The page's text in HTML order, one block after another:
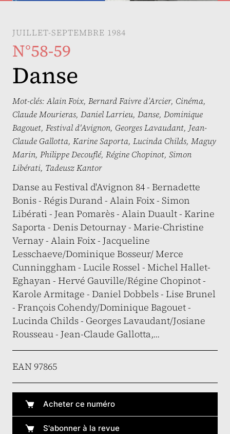
JUILLET-SEPTEMBRE 1984
N°58-59
Danse
Mot-clés:Alain Foix, Bernard Faivre d’Arcier, Cinéma,
Claude Mourieras, Daniel Larrieu, Danse, Dominique
Bagouet, Festival d'Avignon, Georges Lavaudant, Jean-
Claude Gallotta, Karine Saporta, Lucinda Childs, Maguy
Marin, Philippe Decouflé, Régine Chopinot, Simon
Libérati, Tadeusz Kantor
Danse au Festival d'Avignon 84 - Bernadette
Bonis - Régis Durand - Alain Foix - Simon
Libérati - Jean Pomarès - Alain Duault - Karine
Saporta - Denis Detournay - Marie-Christine
Vernay - Alain Foix - Jacqueline
Lesschaeve/Dominique Bosseur/ Merce
Cunninggham - Lucile Rossel - Michel Hallet-
Eghayan - Hervé Gauville/Régine Chopinot -
Karole Armitage - Daniel Dobbels - Lise Brunel
- François Cohendy/Dominique Bagouet -
Lucinda Childs - Georges Lavaudant/Josiane
Rousseau - Jean-Claude Gallotta,...
EAN 97865
Acheter ce numéro
S'abonner à la revue